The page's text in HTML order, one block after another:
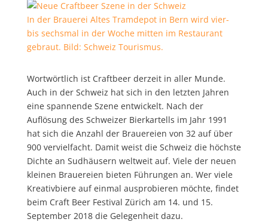
In der Brauerei Altes Tramdepot in Bern wird vier-
bis sechsmal in der Woche mitten im Restaurant
gebraut. Bild: Schweiz Tourismus.
Wortwörtlich ist Craftbeer derzeit in aller Munde.
Auch in der Schweiz hat sich in den letzten Jahren
eine spannende Szene entwickelt. Nach der
Auflösung des Schweizer Bierkartells im Jahr 1991
hat sich die Anzahl der Brauereien von 32 auf über
900 vervielfacht. Damit weist die Schweiz die höchste
Dichte an Sudhäusern weltweit auf. Viele der neuen
kleinen Brauereien bieten Führungen an. Wer viele
Kreativbiere auf einmal ausprobieren möchte, findet
beim Craft Beer Festival Zürich am 14. und 15.
September 2018 die Gelegenheit dazu.